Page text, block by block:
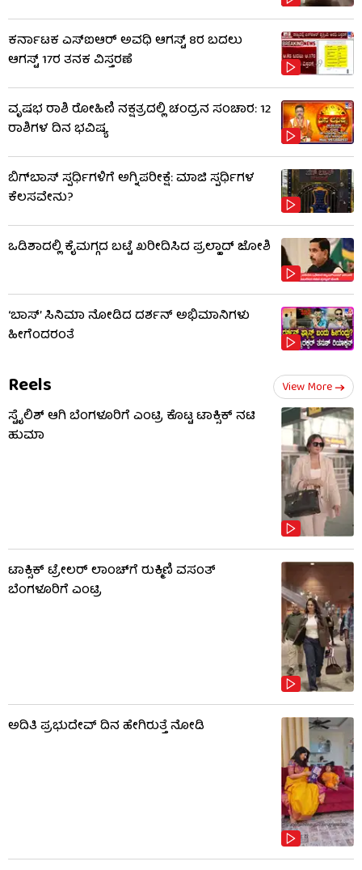
ಕರ್ನಾಟಕ ಎಸ್‌ಐಆರ್ ಅವಧಿ ಆಗಸ್ಟ್ 8ರ ಬದಲು
ಆಗಸ್ಟ್ 17ರ ತನಕ ವಿಸ್ತರಣೆ
ವೃಷಭ ರಾಶಿ ರೋಹಿಣಿ ನಕ್ಷತ್ರದಲ್ಲಿ ಚಂದ್ರನ ಸಂಚಾರ: 12
ರಾಶಿಗಳ ದಿನ ಭವಿಷ್ಯ
ಬಿಗ್​​ಬಾಸ್​ ಸ್ಪರ್ಧಿಗಳಿಗೆ ಅಗ್ನಿಪರೀಕ್ಷೆ: ಮಾಜಿ ​​ಸ್ಪರ್ಧಿಗಳ
ಕೆಲಸವೇನು?
ಒಡಿಶಾದಲ್ಲಿ ಕೈಮಗ್ಗದ ಬಟ್ಟೆ ಖರೀದಿಸಿದ ಪ್ರಲ್ಹಾದ್ ಜೋಶಿ
‘ಬಾಸ್’ ಸಿನಿಮಾ ನೋಡಿದ ದರ್ಶನ್ ಅಭಿಮಾನಿಗಳು
ಹೀಗೆಂದರಂತೆ
Reels View More
ಸ್ಟೈಲಿಶ್ ಆಗಿ ಬೆಂಗಳೂರಿಗೆ ಎಂಟ್ರಿ ಕೊಟ್ಟ ಟಾಕ್ಸಿಕ್ ನಟಿ
ಹುಮಾ
ಟಾಕ್ಸಿಕ್ ಟ್ರೇಲರ್ ಲಾಂಚ್​​​ಗೆ ರುಕ್ಮಿಣಿ ವಸಂತ್
ಬೆಂಗಳೂರಿಗೆ ಎಂಟ್ರಿ
ಅದಿತಿ ಪ್ರಭುದೇವ್ ದಿನ ಹೇಗಿರುತ್ತೆ ನೋಡಿ